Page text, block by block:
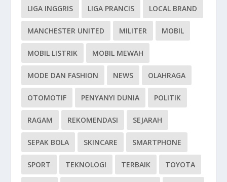
LIGA INGGRIS LIGA PRANCIS LOCAL BRAND
MANCHESTER UNITED MILITER MOBIL
MOBIL LISTRIK MOBIL MEWAH
MODE DAN FASHION NEWS OLAHRAGA
OTOMOTIF PENYANYI DUNIA POLITIK
RAGAM REKOMENDASI SEJARAH
SEPAK BOLA SKINCARE SMARTPHONE
SPORT TEKNOLOGI TERBAIK TOYOTA